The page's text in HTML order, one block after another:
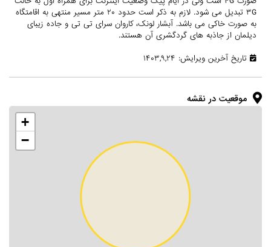
۳G تبدیل می شود. لازم به ذکر است حدود ۲۰ متر مسیر منتهی به اقامتگاه
به صورت خاکی می باشد. آبشار لونک، کاروان سرای تی تی و جاده زیبای
دیلمان از جاذبه های گردگشری آن هستند.
تاریخ آخرین ویرایش: ۱۴۰۳,۹,۲۴
موقعیت در نقشه
+
−